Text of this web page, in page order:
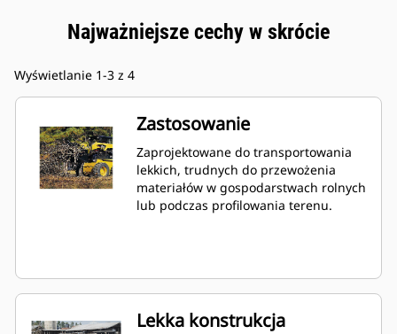
Najważniejsze cechy w skrócie
Wyświetlanie 1-3 z 4
Zastosowanie
Zaprojektowane do transportowania
lekkich, trudnych do przewożenia
materiałów w gospodarstwach rolnych
lub podczas profilowania terenu.
Lekka konstrukcja